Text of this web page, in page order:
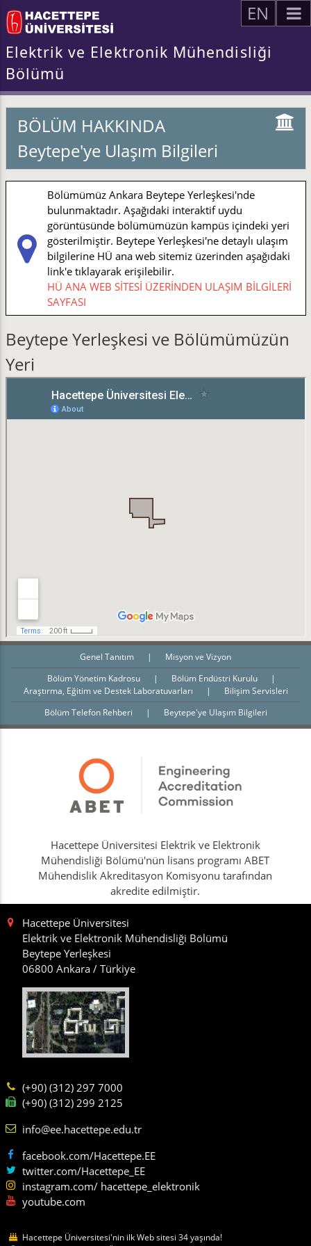
EN
Elektrik ve Elektronik Mühendisliği
Bölümü
BÖLÜM HAKKINDA
Beytepe'ye Ulaşım Bilgileri
Bölümümüz Ankara Beytepe Yerleşkesi'nde
bulunmaktadır. Aşağıdaki interaktif uydu
görüntüsünde bölümümüzün kampüs içindeki yeri
gösterilmiştir. Beytepe Yerleşkesi'ne detaylı ulaşım
bilgilerine HÜ ana web sitemiz üzerinden aşağıdaki
link'e tıklayarak erişilebilir.
HÜ ANA WEB SİTESİ ÜZERİNDEN ULAŞIM BİLGİLERİ
SAYFASI
Beytepe Yerleşkesi ve Bölümümüzün
Yeri
Genel Tanıtım |
Misyon ve Vizyon
Bölüm Yönetim Kadrosu
| Bölüm Endüstri Kurulu
|
Araştırma, Eğitim ve Destek Laboratuvarları
|
Bilişim Servisleri
Bölüm Telefon Rehberi
| Beytepe'ye Ulaşım Bilgileri
Hacettepe Üniversitesi Elektrik ve Elektronik
Mühendisliği Bölümü'nün lisans programı ABET
Mühendislik Akreditasyon Komisyonu tarafından
akredite edilmiştir.
Hacettepe Üniversitesi
Elektrik ve Elektronik Mühendisliği Bölümü
Beytepe Yerleşkesi
06800 Ankara / Türkiye
(+90) (312) 297 7000
(+90) (312) 299 2125
info@ee.hacettepe.edu.tr
facebook.com/Hacettepe.EE
twitter.com/Hacettepe_EE
instagram.com/ hacettepe_elektronik
youtube.com
Hacettepe Üniversitesi'nin ilk Web sitesi 34 yaşında!